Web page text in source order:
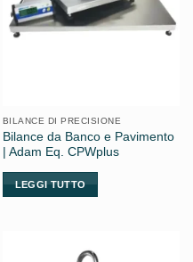
BILANCE DI PRECISIONE
Bilance da Banco e Pavimento
| Adam Eq. CPWplus
LEGGI TUTTO